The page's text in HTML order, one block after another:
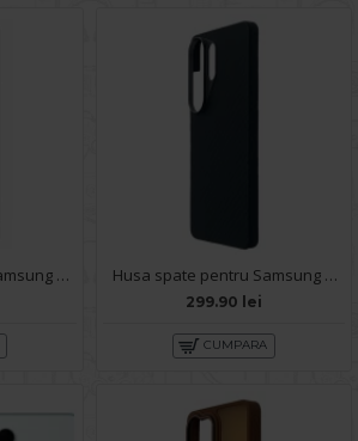
Husa spate pentru Samsung Galaxy S26 Ultra Berlia Sheen Magsafe - Transparent/Roz Husa spate pentru Samsung Galaxy S26 Ultra Aramid Magsafe - Negru
299.90 lei
CUMPARA